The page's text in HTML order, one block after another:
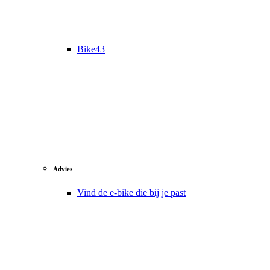
Bike43
Advies
Vind de e-bike die bij je past